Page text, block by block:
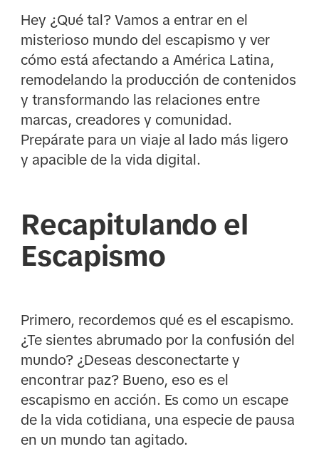
Hey ¿Qué tal? Vamos a entrar en el
misterioso mundo del escapismo y ver
cómo está afectando a América Latina,
remodelando la producción de contenidos
y transformando las relaciones entre
marcas, creadores y comunidad.
Prepárate para un viaje al lado más ligero
y apacible de la vida digital.
Recapitulando el
Escapismo
Primero, recordemos qué es el escapismo.
¿Te sientes abrumado por la confusión del
mundo? ¿Deseas desconectarte y
encontrar paz? Bueno, eso es el
escapismo en acción. Es como un escape
de la vida cotidiana, una especie de pausa
en un mundo tan agitado.